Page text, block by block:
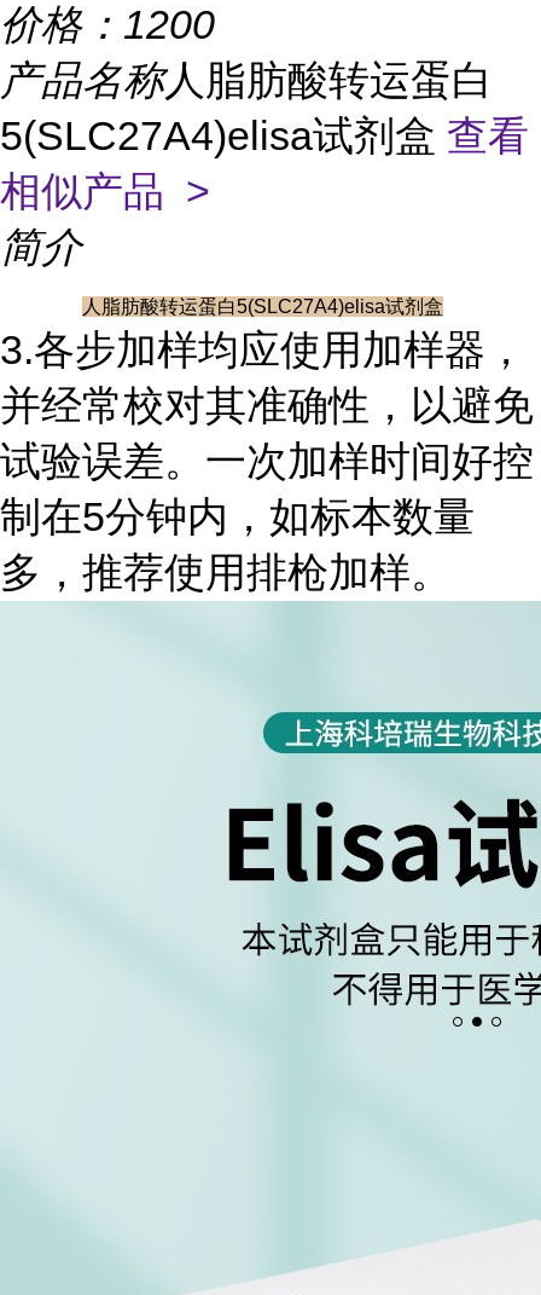
价格： 1200
产品名称人脂肪酸转运蛋白
5(SLC27A4)elisa试剂盒 查看
相似产品 >
简介
人脂肪酸转运蛋白5(SLC27A4)elisa试剂盒
3.各步加样均应使用加样器，
并经常校对其准确性，以避免
试验误差。一次加样时间好控
制在5分钟内，如标本数量
多，推荐使用排枪加样。